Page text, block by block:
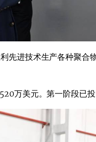
先进技术生产各种聚合
万美元。第一阶段已投